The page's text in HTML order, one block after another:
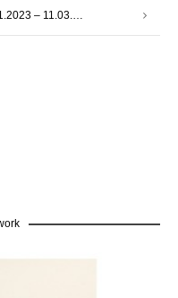
TODO ES NÚMERO | 108 NERO | 27.01.2023 – 11.03.2023